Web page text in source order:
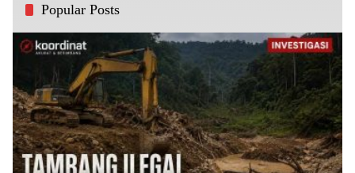
Popular Posts